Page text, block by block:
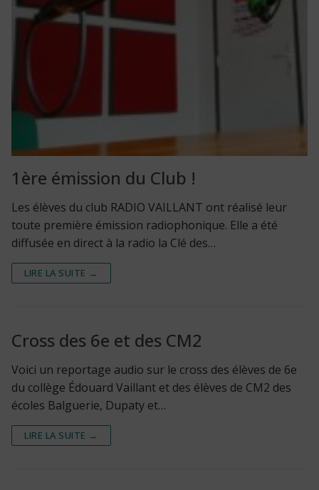
1ère émission du Club !
Les élèves du club RADIO VAILLANT ont réalisé leur
toute première émission radiophonique. Elle a été
diffusée en direct à la radio la Clé des…
LIRE LA SUITE →
Cross des 6e et des CM2
Voici un reportage audio sur le cross des élèves de 6e
du collège Édouard Vaillant et des élèves de CM2 des
écoles Balguerie, Dupaty et…
LIRE LA SUITE →